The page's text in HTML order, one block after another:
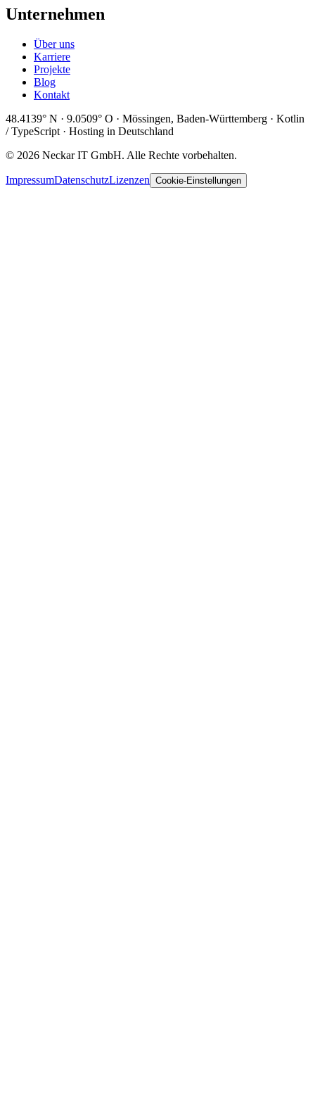
Unternehmen
Über uns
Karriere
Projekte
Blog
Kontakt
48.4139° N · 9.0509° O · Mössingen, Baden-Württemberg · Kotlin
/ TypeScript · Hosting in Deutschland
© 2026 Neckar IT GmbH. Alle Rechte vorbehalten.
ImpressumDatenschutzLizenzen Cookie-Einstellungen